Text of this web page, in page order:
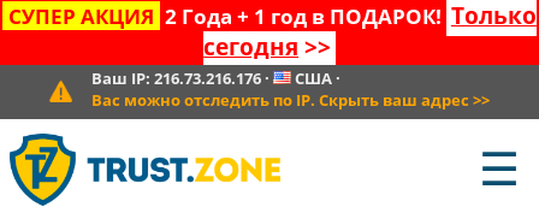
СУПЕР АКЦИЯ 2 Года + 1 год в ПОДАРОК! Только
сегодня >>
Ваш IP: 216.73.216.176· США·
Вас можно отследить по IP. Скрыть ваш адрес >>
☰